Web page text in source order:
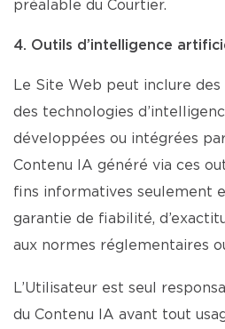
préalable du Courtier.
4. Outils d’intelligence
Le Site Web peut inclure
des technologies
développées ou intégrées
Contenu IA généré via ces
fins informatives seulement
garantie de fiabilité,
aux normes réglementaires
L’Utilisateur est seul
du Contenu IA avant tout